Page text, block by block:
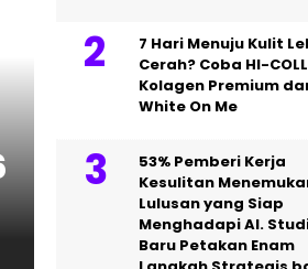
PERS RILIS
Fair Finance
Pendanaan
7 Hari Menuju Kulit
Cerah? Coba HI-
Kolagen Premium
White On Me
53% Pemberi Kerja
Kesulitan
Lulusan yang Siap
Menghadapi AI.
Baru Petakan Enam